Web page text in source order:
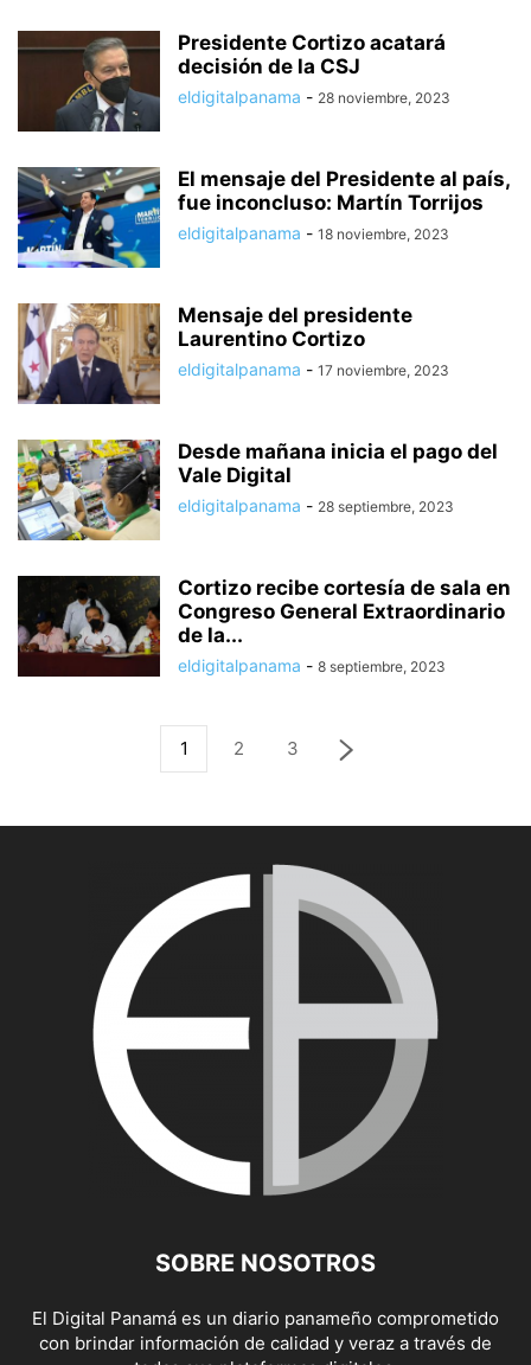
Presidente Cortizo acatará
decisión de la CSJ
eldigitalpanama - 28 noviembre, 2023
El mensaje del Presidente al país,
fue inconcluso: Martín Torrijos
eldigitalpanama - 18 noviembre, 2023
Mensaje del presidente
Laurentino Cortizo
eldigitalpanama - 17 noviembre, 2023
Desde mañana inicia el pago del
Vale Digital
eldigitalpanama - 28 septiembre, 2023
Cortizo recibe cortesía de sala en
Congreso General Extraordinario
de la...
eldigitalpanama - 8 septiembre, 2023
1 2 3
SOBRE NOSOTROS
El Digital Panamá es un diario panameño comprometido
con brindar información de calidad y veraz a través de